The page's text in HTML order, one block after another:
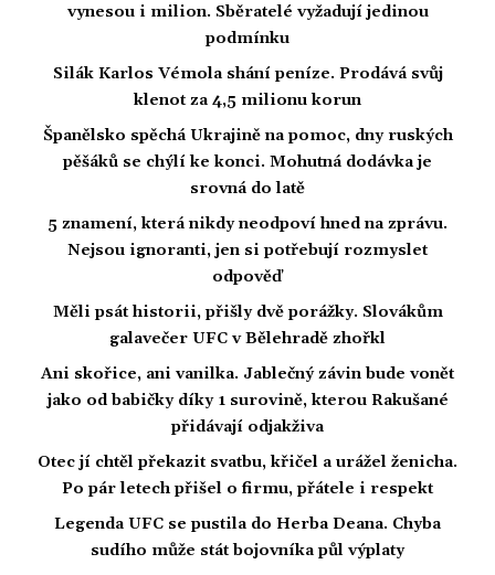
vynesou i milion. Sběratelé vyžadují jedinou
podmínku
Silák Karlos Vémola shání peníze. Prodává svůj
klenot za 4,5 milionu korun
Španělsko spěchá Ukrajině na pomoc, dny ruských
pěšáků se chýlí ke konci. Mohutná dodávka je
srovná do latě
5 znamení, která nikdy neodpoví hned na zprávu.
Nejsou ignoranti, jen si potřebují rozmyslet
odpověď
Měli psát historii, přišly dvě porážky. Slovákům
galavečer UFC v Bělehradě zhořkl
Ani skořice, ani vanilka. Jablečný závin bude vonět
jako od babičky díky 1 surovině, kterou Rakušané
přidávají odjakživa
Otec jí chtěl překazit svatbu, křičel a urážel ženicha.
Po pár letech přišel o firmu, přátele i respekt
Legenda UFC se pustila do Herba Deana. Chyba
sudího může stát bojovníka půl výplaty